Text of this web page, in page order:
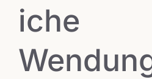
iche